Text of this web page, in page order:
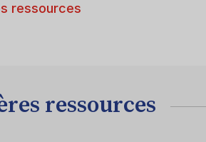
ressources
ressources